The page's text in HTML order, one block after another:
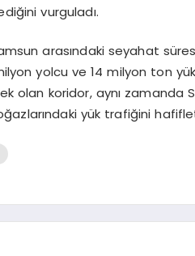
vurguladı.
arasındaki seyahat
yolcu ve 14 milyon ton
olan koridor, aynı zamanda
yük trafiğini